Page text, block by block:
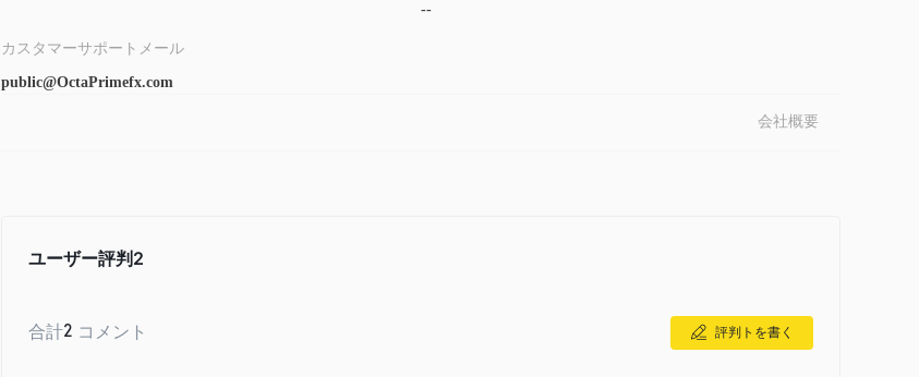
商品:OctaPrime貴金属、エネルギー、農産物、ソフト商品など、より幅広い商品を提供しています。
クライアントに資産を成長させ、保護するための専
ライブアカウント
デモ口座を使用すると、トレーダーはリスクのない環境でプラットフォームを練習し、慣れることができます。
--
カスタマーサポートメール
public@OctaPrimefx.com
会社概要
ユーザー評判 2
合計2 コメント 評判トを書く